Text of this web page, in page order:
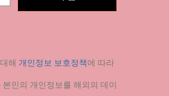
해 개인정보 보호정책에 따라
인의 개인정보를 해외의 데이